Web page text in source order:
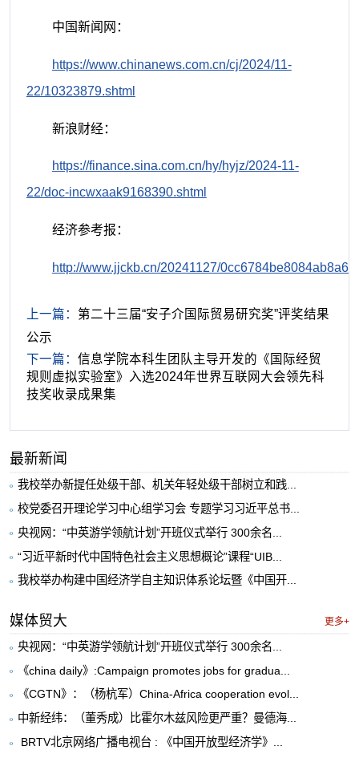
中国新闻网：
https://www.chinanews.com.cn/cj/2024/11-
22/10323879.shtml
新浪财经：
https://finance.sina.com.cn/hy/hyjz/2024-11-
22/doc-incwxaak9168390.shtml
经济参考报：
http://www.jjckb.cn/20241127/
上一篇： 第二十三届“安子介国际贸易研究奖”评奖结果
公示
下一篇： 信息学院本科生团队主导开发的《国际经贸
规则虚拟实验室》入选2024年世界互联网大会领先科
技奖收录成果集
最新新闻
我校举办新提任处级干部、机关年轻处级干部树立和践...
校党委召开理论学习中心组学习会 专题学习习近平总书...
央视网：“中英游学领航计划”开班仪式举行 300余名...
“习近平新时代中国特色社会主义思想概论”课程“UIB...
我校举办构建中国经济学自主知识体系论坛暨《中国开...
媒体贸大 更多+
央视网：“中英游学领航计划”开班仪式举行 300余名...
《china daily》:Campaign promotes jobs for gradua...
《CGTN》：（杨杭军）China-Africa cooperation evol...
中新经纬：（董秀成）比霍尔木兹风险更严重？曼德海...
​ BRTV北京网络广播电视台 : 《中国开放型经济学》...